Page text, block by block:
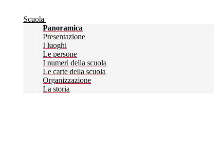
Scuola
Panoramica
Presentazione
I luoghi
Le persone
I numeri della scuola
Le carte della scuola
Organizzazione
La storia